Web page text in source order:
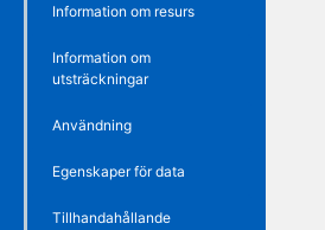
Information om resurs
Information om
utsträckningar
Användning
Egenskaper för data
Tillhandahållande